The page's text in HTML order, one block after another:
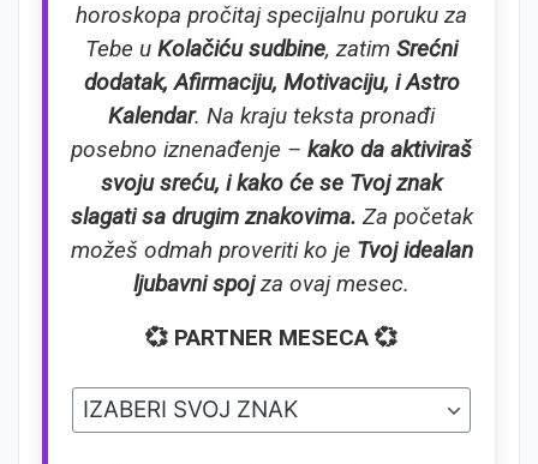
horoskopa pročitaj specijalnu poruku za
Tebe u Kolačiću sudbine, zatim Srećni
dodatak, Afirmaciju, Motivaciju, i Astro
Kalendar. Na kraju teksta pronađi
posebno iznenađenje – kako da aktiviraš
svoju sreću, i kako će se Tvoj znak
slagati sa drugim znakovima. Za početak
možeš odmah proveriti ko je Tvoj idealan
ljubavni spojza ovaj mesec.
💞 PARTNER MESECA 💞